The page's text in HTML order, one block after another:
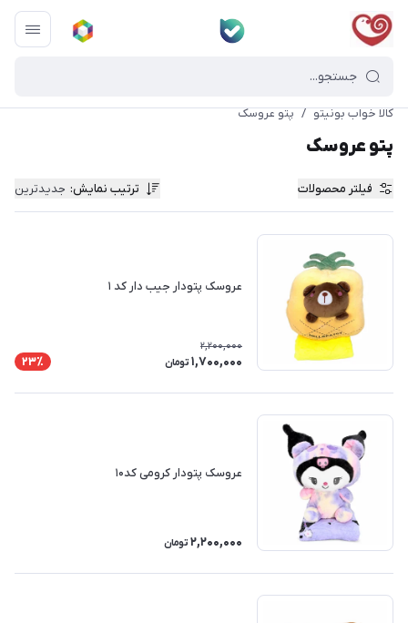
کالا خواب بونیتو / پتو عروسک
پتو عروسک
فیلتر محصولات ترتیب نمایش: جدیدترین
عروسک پتودار جیب دار کد ۱
2,200,000
1,700,000 تومان 23٪
عروسک پتودار کرومی کد۱۰
2,200,000 تومان